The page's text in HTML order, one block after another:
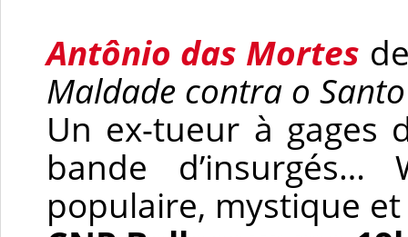
Antônio das Mortes
Maldade contra o
Un ex-tueur à gages
bande
populaire, mystique